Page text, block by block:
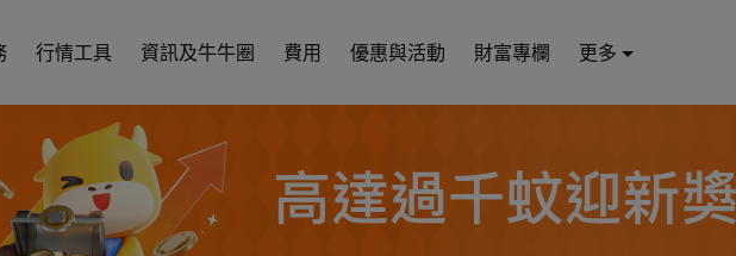
行情工具 資訊及牛牛圈 費用 優惠與活動 財富專欄 更多